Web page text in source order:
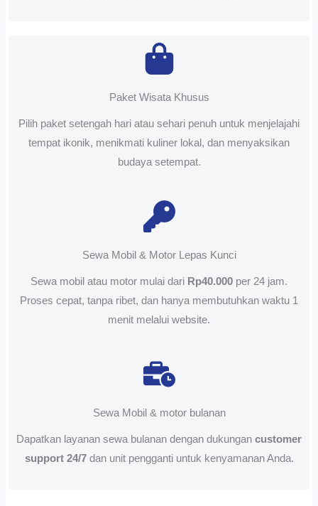
Paket Wisata Khusus
Pilih paket setengah hari atau sehari penuh untuk menjelajahi
tempat ikonik, menikmati kuliner lokal, dan menyaksikan
budaya setempat.
Sewa Mobil & Motor Lepas Kunci
Sewa mobil atau motor mulai dari Rp40.000 per 24 jam.
Proses cepat, tanpa ribet, dan hanya membutuhkan waktu 1
menit melalui website.
Sewa Mobil & motor bulanan
Dapatkan layanan sewa bulanan dengan dukungan customer
support 24/7dan unit pengganti untuk kenyamanan Anda.